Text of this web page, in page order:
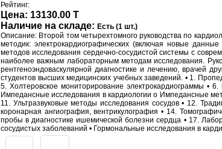
Рейтинг:
Цена: 13130.00 T
Наличие на складе: Есть (1 шт.)
Описание: Второй том четырехтомного руководства по
методик: электрокардиографических (включая новые
методов исследования сердечно-сосудистой системы с
наиболее важным лабораторным методам исследования.
рентгеноэндоваскулярной диагностике и лечению, врачей
студентов высших медицинских учебных заведений. • 1.
5. Холтеровское мониторирование электрокардиограммы •
Импедансные исследования в кардиологии o Импедансные
11. Ультразвуковые методы исследования сосудов • 12.
коронарная ангиография, вентрикулография • 14.
пробы в диагностике ишемической болезни сердца • 17.
сосудистых заболеваний • Гормональные исследования в